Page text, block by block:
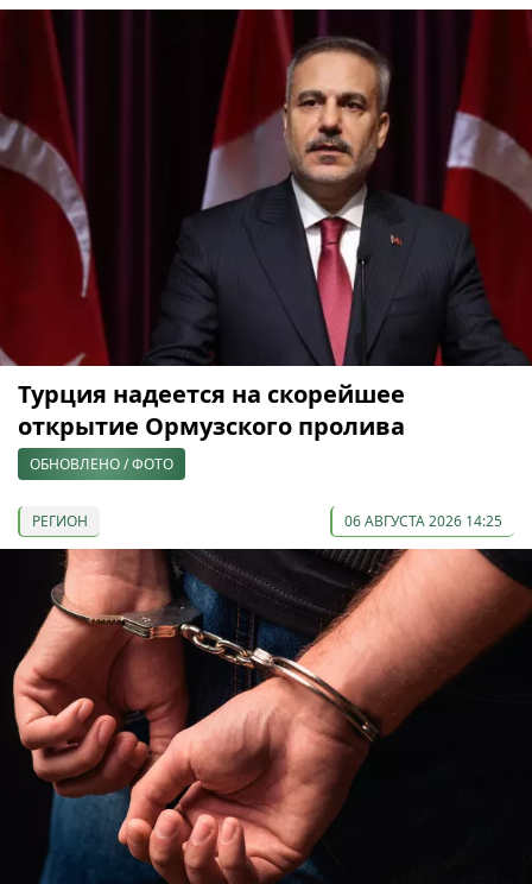
Турция надеется на скорейшее
открытие Ормузского пролива
ОБНОВЛЕНО / ФОТО
РЕГИОН 06 АВГУСТА 2026 14:25